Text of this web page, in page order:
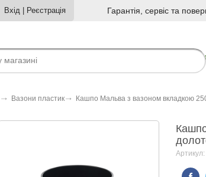
Вхід Реєстрація Гарантія, сервіс та
Вазони пластик Кашпо Мальва з вазоном вкладкою